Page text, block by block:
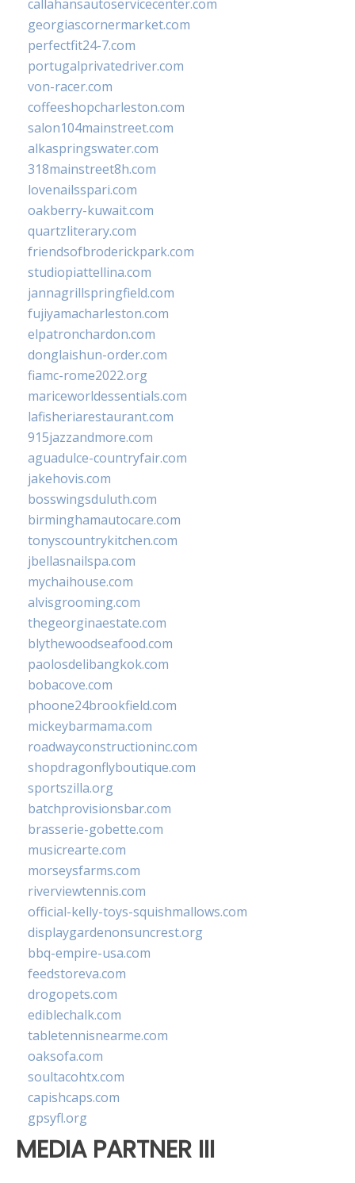
callahansautoservicecenter.com
georgiascornermarket.com
perfectfit24-7.com
portugalprivatedriver.com
von-racer.com
coffeeshopcharleston.com
salon104mainstreet.com
alkaspringswater.com
318mainstreet8h.com
lovenailsspari.com
oakberry-kuwait.com
quartzliterary.com
friendsofbroderickpark.com
studiopiattellina.com
jannagrillspringfield.com
fujiyamacharleston.com
elpatronchardon.com
donglaishun-order.com
fiamc-rome2022.org
mariceworldessentials.com
lafisheriarestaurant.com
915jazzandmore.com
aguadulce-countryfair.com
jakehovis.com
bosswingsduluth.com
birminghamautocare.com
tonyscountrykitchen.com
jbellasnailspa.com
mychaihouse.com
alvisgrooming.com
thegeorginaestate.com
blythewoodseafood.com
paolosdelibangkok.com
bobacove.com
phoone24brookfield.com
mickeybarmama.com
roadwayconstructioninc.com
shopdragonflyboutique.com
sportszilla.org
batchprovisionsbar.com
brasserie-gobette.com
musicrearte.com
morseysfarms.com
riverviewtennis.com
official-kelly-toys-squishmallows.com
displaygardenonsuncrest.org
bbq-empire-usa.com
feedstoreva.com
drogopets.com
ediblechalk.com
tabletennisnearme.com
oaksofa.com
soultacohtx.com
capishcaps.com
gpsyfl.org
MEDIA PARTNER III